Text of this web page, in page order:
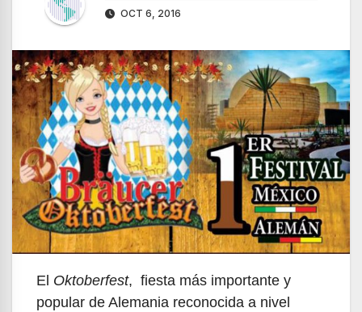
OCT 6, 2016
El Oktoberfest, fiesta más importante y
popular de Alemania reconocida a nivel